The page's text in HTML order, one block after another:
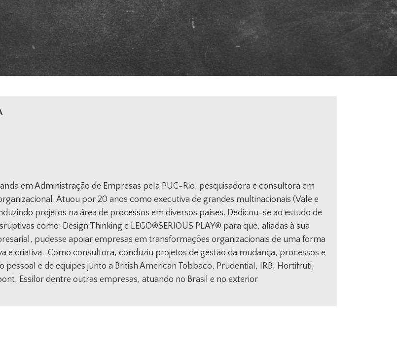
em Administração de Empresas pela PUC-Rio, pesquisadora e consultora em
Atuou por 20 anos como executiva de grandes multinacionais (Vale e
projetos na área de processos em diversos países. Dedicou-se ao estudo de
como: Design Thinking e LEGO®️SERIOUS PLAY®️ para que, aliadas à sua
pudesse apoiar empresas em transformações organizacionais de uma forma
e criativa. Como consultora, conduziu projetos de gestão da mudança, processos e
pessoal e de equipes junto a British American Tobbaco, Prudential, IRB, Hortifruti,
Essilor dentre outras empresas, atuando no Brasil e no exterior